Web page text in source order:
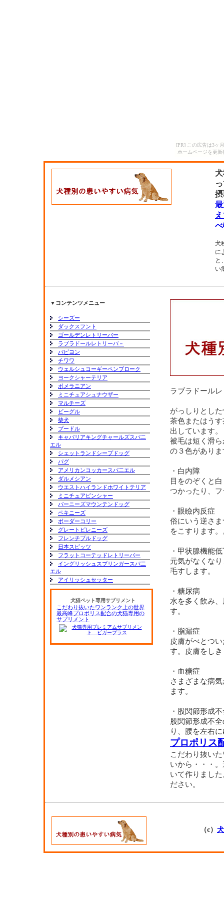
[PR] この広告は3ヶ
ホームページを更
犬
に
と
い
ラブラドール
がっしりとし
茶色またはう
出しています。
被毛は短く滑
の３色がありま
・白内障
目をのぞくと
つかったり、
・眼瞼内反症
俗にいう逆さ
をこすります
・甲状腺機能
元気がなくな
毛すします。
・糖尿病
水を多く飲み
す。
・脂漏症
皮膚がべとつ
す。皮膚をし
・血糖症
さまざまな病
ます。
・股関節形成
股関節形成不
り、腰を左右
プロポリス
こだわり抜い
いから・・・
いて作りまし
ださい。
▼コンテンツメニュー
シーズー
ダックスフント
ゴールデンレトリーバー
ラブラドールレトリーバ－
パピヨン
チワワ
ウェルシュコーギーペンブローク
ヨークシャーテリア
ポメラニアン
ミニチュアシュナウザー
マルチーズ
ビーグル
柴犬
プードル
キャバリアキングチャールズスパ二
エル
シェットランドシープドッグ
パグ
アメリカンコッカースパ二エル
ダルメシアン
ウエストハイランドホワイトテリア
ミニチュアピンシャー
バーニーズマウンテンドッグ
ペキニーズ
ボーダーコリー
グレートピレニーズ
フレンチブルドッグ
日本スピッツ
フラットコーテッドレトリーバー
イングリッシュスプリンガースパ二
エル
アイリッシュセッター
犬猫ペット専用サプリメント
こだわり抜いたワンランク上の世界
最高峰プロポリス配合の犬猫専用の
サプリメント
（c）